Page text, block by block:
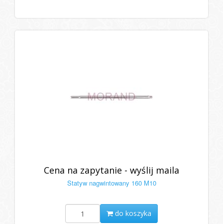
Cena na zapytanie - wyślij maila
Statyw nagwintowany 160 M10
do koszyka